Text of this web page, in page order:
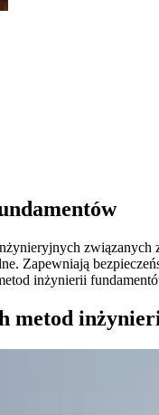
Zapewniają
inżynierii
metod